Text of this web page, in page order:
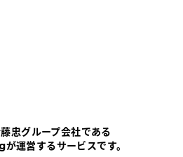
忠グループ会社である
運営するサービスです。